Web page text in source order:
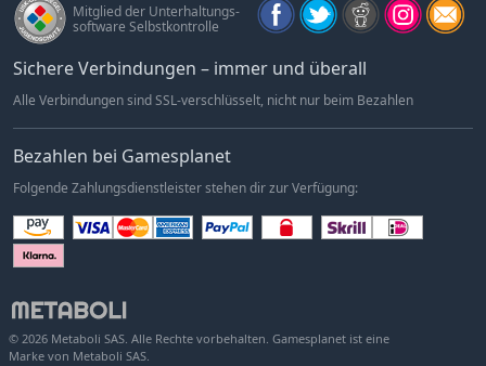
Mitglied der Unterhaltungs-
software Selbstkontrolle
Sichere Verbindungen – immer und überall
Alle Verbindungen sind SSL-verschlüsselt, nicht nur beim Bezahlen
Bezahlen bei Gamesplanet
Folgende Zahlungsdienstleister stehen dir zur Verfügung:
© 2026 Metaboli SAS. Alle Rechte vorbehalten. Gamesplanet ist eine
Marke von Metaboli SAS.